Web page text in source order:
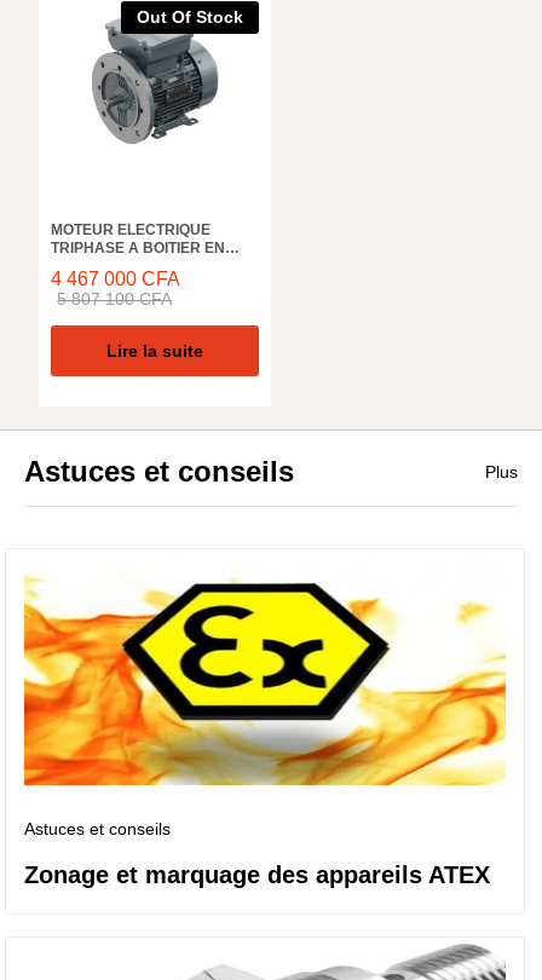
Out Of Stock
MOTEUR ELECTRIQUE
TRIPHASE A BOITIER EN
3EG250M8C, 1000 TR/MIN,
55KW, 50HZ, IE3 IP55
4 467 000CFA
5 807 100CFA
Lire la suite
Astuces et conseils Plus
Astuces et conseils
Zonage et marquage des appareils ATEX